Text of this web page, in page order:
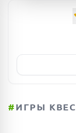
#ИГРЫ